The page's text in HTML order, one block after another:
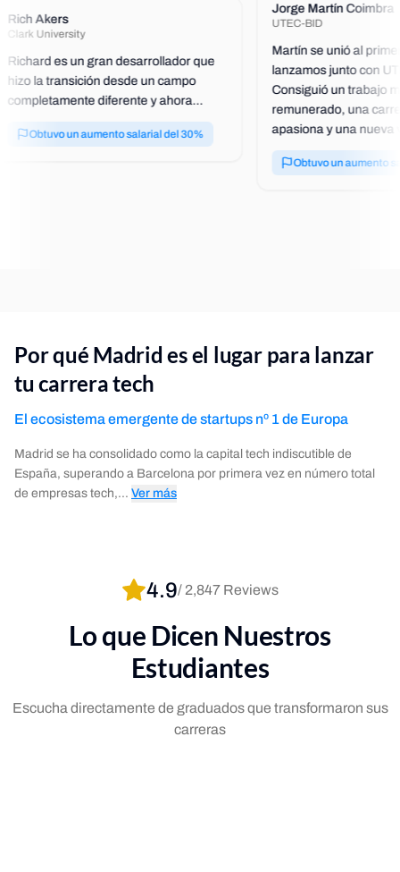
Rich Akers
Clark University
Richard es un gran desarrollador que
hizo la transición desde un campo
completamente diferente y ahora
trabaja como desarrollador web en el
sector tecnológico.
Obtuvo un aumento salarial del 30%
Jorge Martín Coimbra
UTEC-BID
Martín se unió al
lanzamos junto con
Consiguió un trabajo
remunerado, una
apasiona y una nueva
Obtuvo un aumento
Por qué Madrid es el lugar para lanzar
tu carrera tech
El ecosistema emergente de startups nº 1 de Europa
Madrid se ha consolidado como la capital tech indiscutible de
España, superando a Barcelona por primera vez en número total
de empresas tech,... Ver más
4.9/ 2,847 Reviews
Lo que Dicen Nuestros
Estudiantes
Escucha directamente de graduados que transformaron sus
carreras